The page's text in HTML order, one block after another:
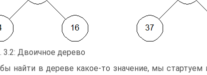
3.2: Двоичное дерево
найти в дереве какое-то значение, мы